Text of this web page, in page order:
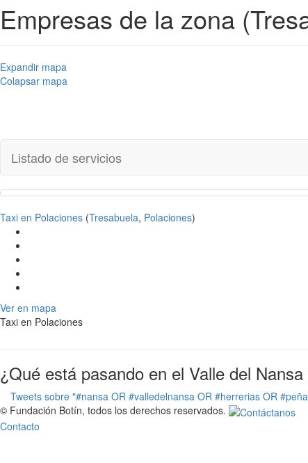
Empresas de la zona
Expandir mapa
Colapsar mapa
Listado de servicios
Taxi en Polaciones (Tresabuela, Polaciones)
Ver en mapa
Taxi en Polaciones
¿Qué está pasando en el Valle del
Tweets sobre "#nansa OR #valledelnansa OR #herrerias OR
© Fundación Botín, todos los derechos reservados.
Contacto